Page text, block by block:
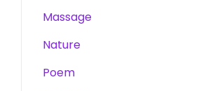
Massage
Nature
Poem